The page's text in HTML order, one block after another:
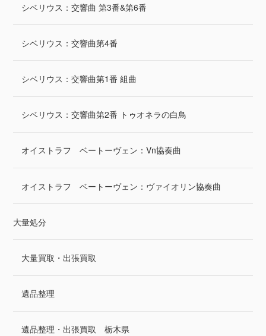
シベリウス：交響曲 第3番&第6番
シベリウス：交響曲第4番
シベリウス：交響曲第1番 組曲
シベリウス：交響曲第2番 トゥオネラの白鳥
オイストラフ ベートーヴェン：Vn協奏曲
オイストラフ ベートーヴェン：ヴァイオリン協奏曲
大量処分
大量買取・出張買取
遺品整理
遺品整理・出張買取 栃木県